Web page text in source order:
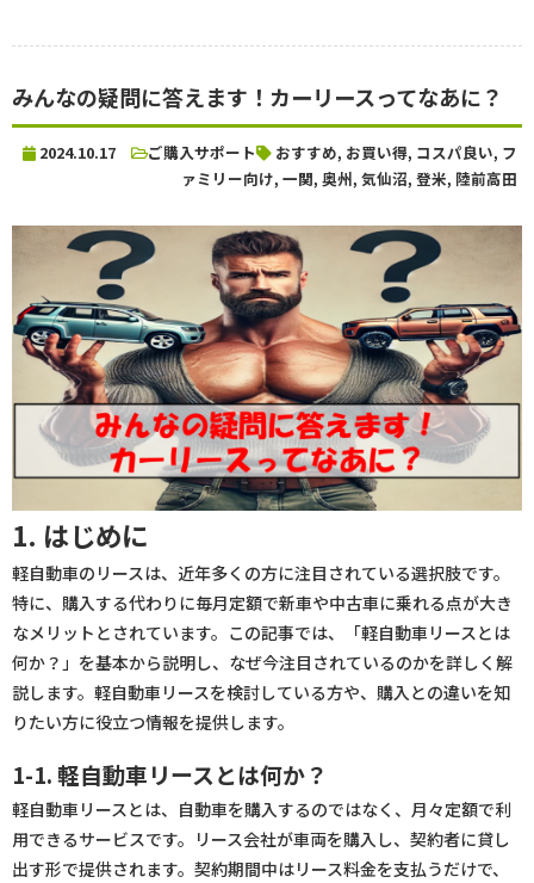
みんなの疑問に答えます！カーリースってなあに？
2024.10.17 ご購入サポート おすすめ, お買い得, コスパ良い, フ
ァミリー向け, 一関, 奥州, 気仙沼, 登米, 陸前高田
1. はじめに
軽自動車のリースは、近年多くの方に注目されている選択肢です。
特に、購入する代わりに毎月定額で新車や中古車に乗れる点が大き
なメリットとされています。この記事では、「軽自動車リースとは
何か？」を基本から説明し、なぜ今注目されているのかを詳しく解
説します。軽自動車リースを検討している方や、購入との違いを知
りたい方に役立つ情報を提供します。
1-1. 軽自動車リースとは何か？
軽自動車リースとは、自動車を購入するのではなく、月々定額で利
用できるサービスです。リース会社が車両を購入し、契約者に貸し
出す形で提供されます。契約期間中はリース料金を支払うだけで、